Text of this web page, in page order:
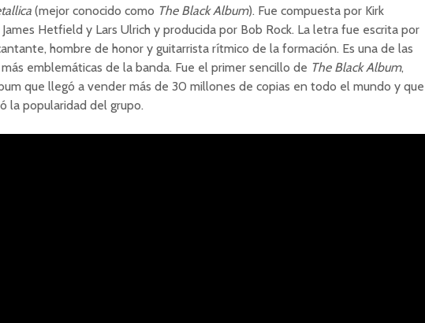
(mejor conocido como The Black Album). Fue compuesta por Kirk
Hetfield y Lars Ulrich y producida por Bob Rock. La letra fue escrita por
hombre de honor y guitarrista rítmico de la formación. Es una de las
emblemáticas de la banda. Fue el primer sencillo de The Black Album,
que llegó a vender más de 30 millones de copias en todo el mundo y que
la popularidad del grupo.